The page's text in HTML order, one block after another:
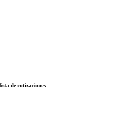
de cotizaciones